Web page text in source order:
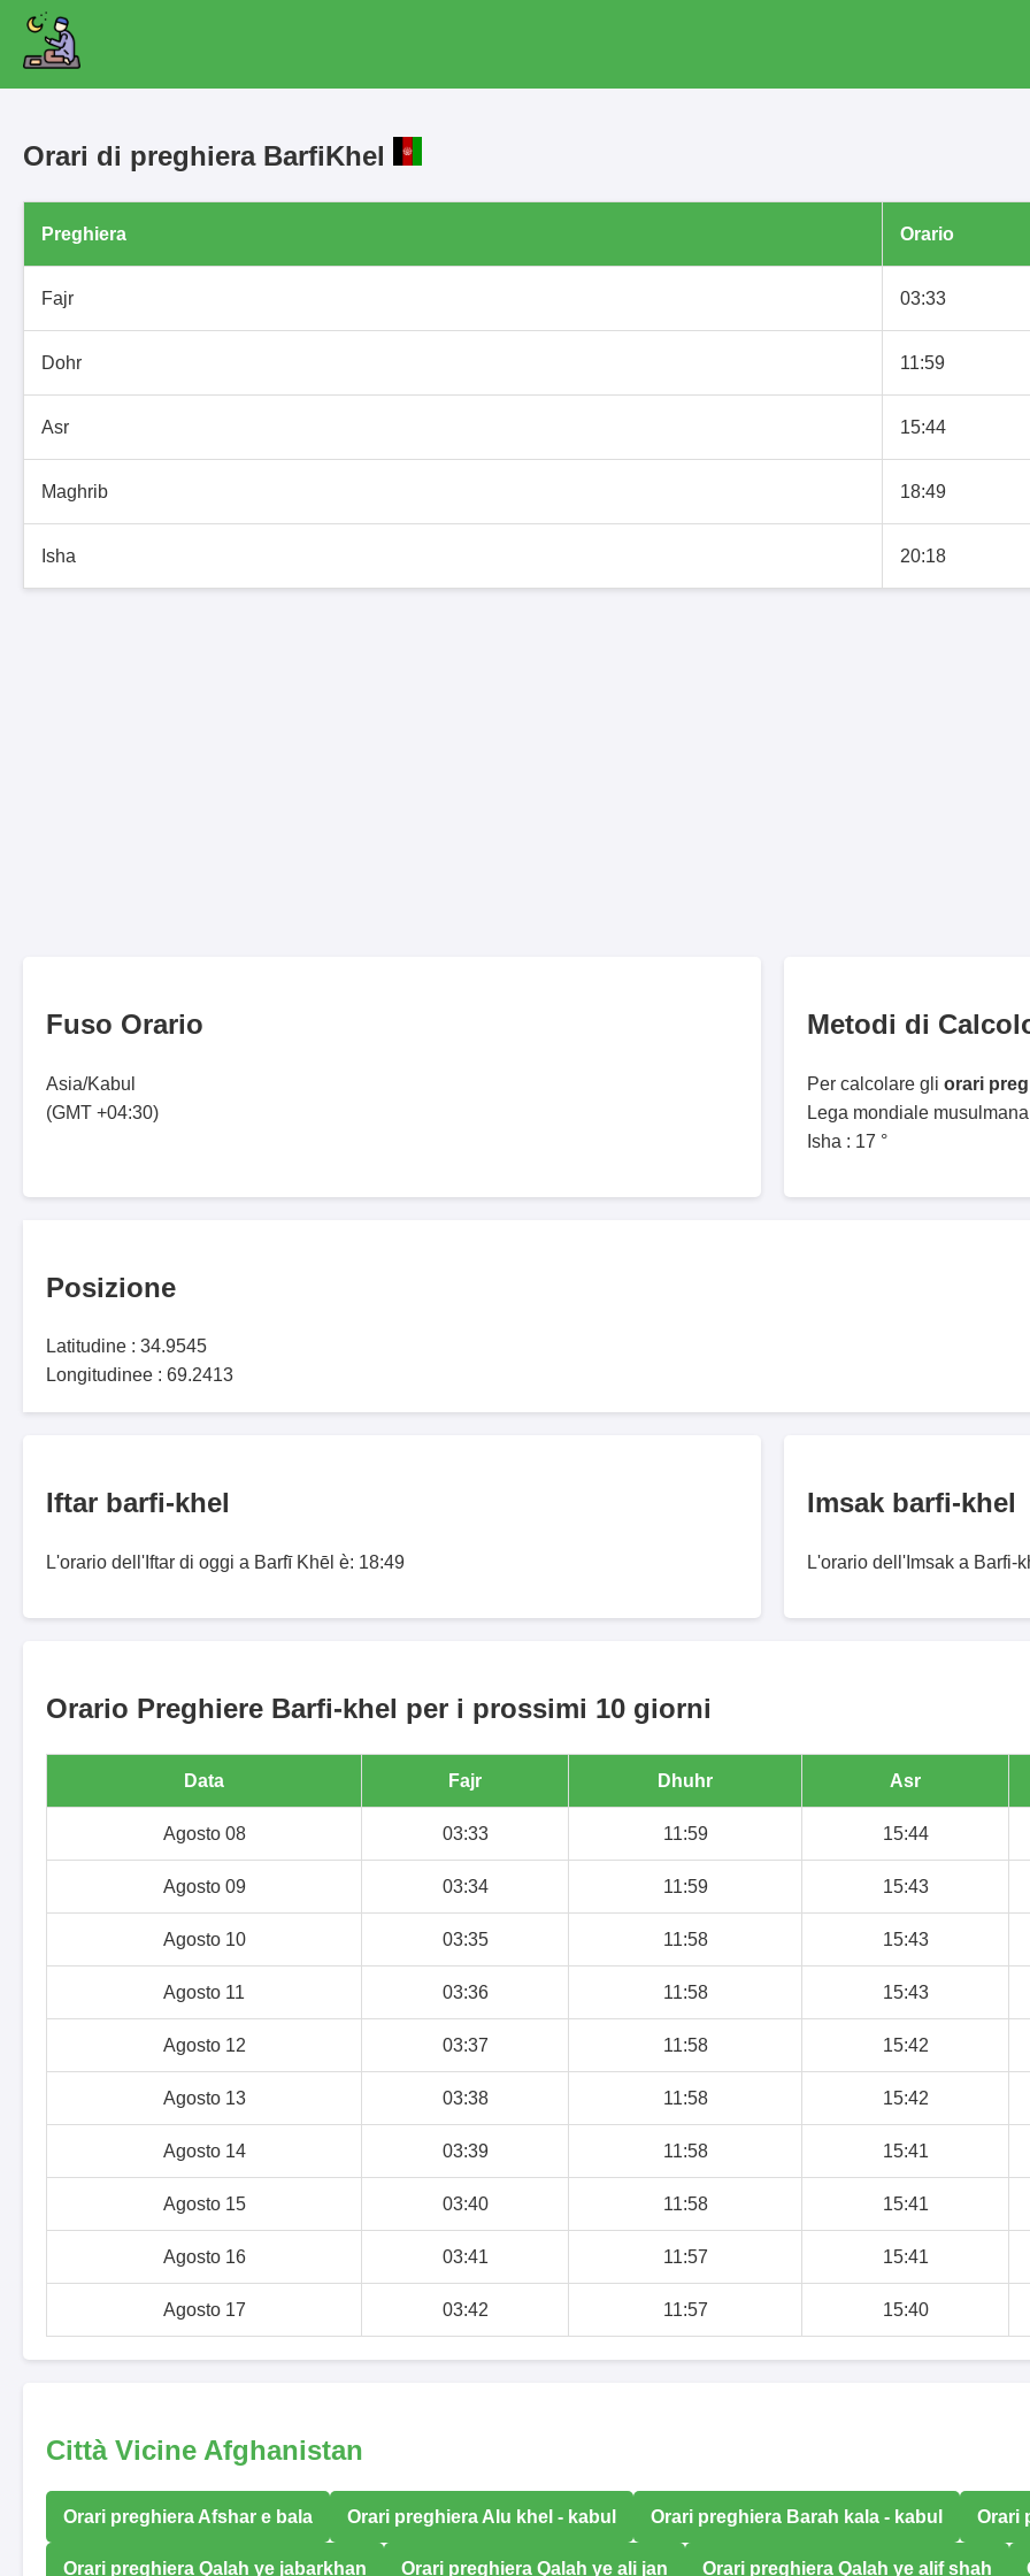
Orari di preghiera BarfiKhel
Preghiera Orario
Fajr 03:33
Dohr 11:59
Asr 15:44
Maghrib 18:49
Isha 20:18
Fuso Orario
Asia/Kabul
(GMT +04:30)
Metodi di
Per calcolare gli orari
Lega mondiale
Isha : 17 °
Posizione
Latitudine : 34.9545
Longitudinee : 69.2413
Iftar barfi-khel
L'orario dell'Iftar di oggi a Barfī Khēl è: 18:49
Imsak barfi-khel
L'orario dell'Imsak a Barfi-
Orario Preghiere Barfi-khel per i prossimi 10 giorni
Data Fajr Dhuhr Asr
Agosto 08 03:33 11:59 15:44
Agosto 09 03:34 11:59 15:43
Agosto 10 03:35 11:58 15:43
Agosto 11 03:36 11:58 15:43
Agosto 12 03:37 11:58 15:42
Agosto 13 03:38 11:58 15:42
Agosto 14 03:39 11:58 15:41
Agosto 15 03:40 11:58 15:41
Agosto 16 03:41 11:57 15:41
Agosto 17 03:42 11:57 15:40
Città Vicine Afghanistan
Orari preghiera Afshar e bala Orari preghiera Alu khel - kabul Orari preghiera Barah kala - kabul Orari
Orari preghiera Qalah ye jabarkhan Orari preghiera Qalah ye ali jan Orari preghiera Qalah ye alif shah